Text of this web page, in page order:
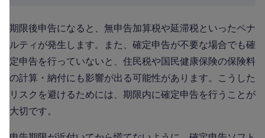
期限後申告になると、無申告加算税や延滞税といったペナ
ルティが発生します。また、確定申告が不要な場合でも確
定申告を行っていないと、住民税や国民健康保険の保険料
の計算・納付にも影響が出る可能性があります。こうした
リスクを避けるためには、期限内に確定申告を行うことが
大切です。